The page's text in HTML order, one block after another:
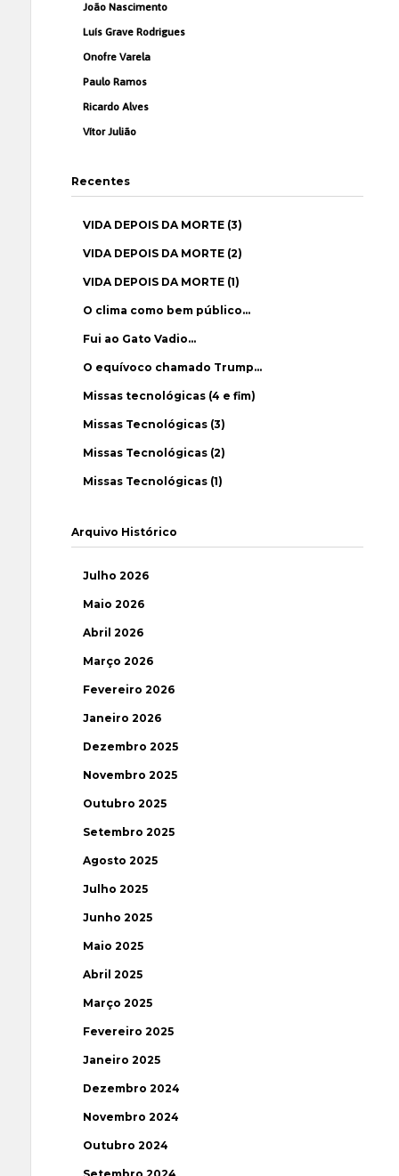
João Nascimento
Luís Grave Rodrigues
Onofre Varela
Paulo Ramos
Ricardo Alves
Vítor Julião
Recentes
VIDA DEPOIS DA MORTE (3)
VIDA DEPOIS DA MORTE (2)
VIDA DEPOIS DA MORTE (1)
O clima como bem público…
Fui ao Gato Vadio…
O equívoco chamado Trump…
Missas tecnológicas (4 e fim)
Missas Tecnológicas (3)
Missas Tecnológicas (2)
Missas Tecnológicas (1)
Arquivo Histórico
Julho 2026
Maio 2026
Abril 2026
Março 2026
Fevereiro 2026
Janeiro 2026
Dezembro 2025
Novembro 2025
Outubro 2025
Setembro 2025
Agosto 2025
Julho 2025
Junho 2025
Maio 2025
Abril 2025
Março 2025
Fevereiro 2025
Janeiro 2025
Dezembro 2024
Novembro 2024
Outubro 2024